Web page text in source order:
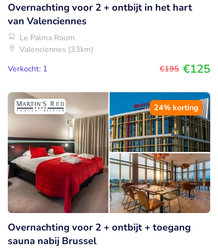
Overnachting voor 2 + ontbijt in het hart
van Valenciennes
Le Palma Room
Valenciennes (33km)
Verkocht: 1
€195 €125
24% korting
Overnachting voor 2 + ontbijt + toegang
sauna nabij Brussel